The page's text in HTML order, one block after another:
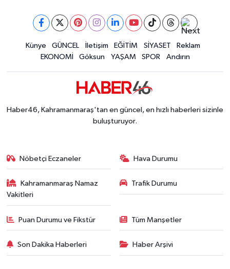
Tayland'daki Okul Saldırısı Kahramanmaraş
Kahramanmaraş'taki Okul Saldırısı Sonrası
12:31 |Kahramanmaraş Ağustos Fuarı'nda Funda Arar
Kahramanmaraş'ta Hacı Murat Caddesi Baştan
12:09 |Kahramanmaraş'ta Madrigal Coşkusu! Fuar
Kahramanmaraş'ta Said Bey Sitesi Davasında 3
Künye GÜNCEL İletişim EĞİTİM SİYASET
Reklam
EKONOMİ
Göksun YAŞAM SPOR Andırın
Haber46, Kahramanmaraş'tan en güncel, en hızlı haberleri sizinle
buluşturuyor.
Nöbetçi Eczaneler Hava Durumu
Kahramanmaraş Namaz
Vakitleri
Trafik Durumu
Puan Durumu ve Fikstür Tüm Manşetler
Son Dakika Haberleri Haber Arşivi